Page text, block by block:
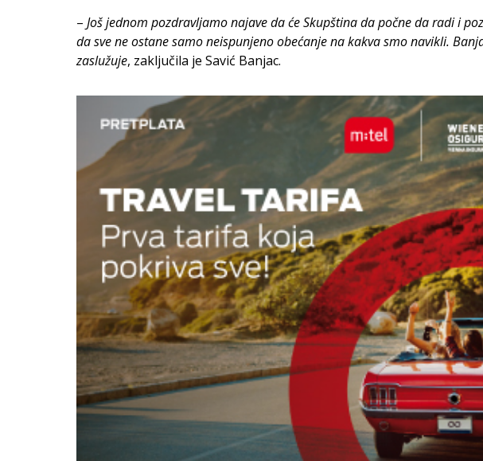
– Još jednom pozdravljamo najave da će Skupština da počne da radi i
da sve ne ostane samo neispunjeno obećanje na kakva smo navikli.
zaslužuje, zaključila je Savić Banjac.